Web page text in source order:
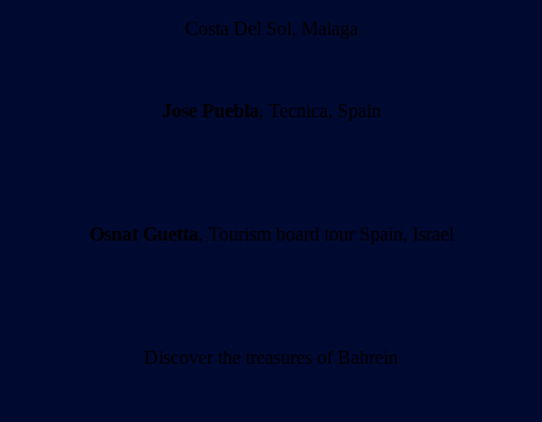
Costa Del Sol, Malaga
Jose Puebla, Tecnica, Spain
Osnat Guetta, Tourism board tour Spain, Israel
Discover the treasures of Bahrein